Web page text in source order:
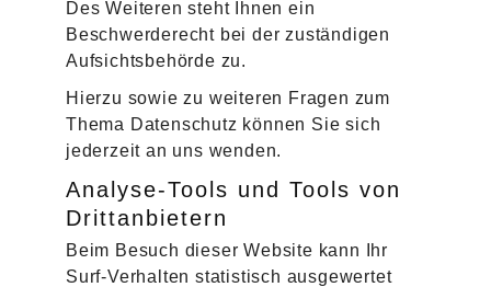
Des Weiteren steht Ihnen ein
Beschwerderecht bei der zuständigen
Aufsichtsbehörde zu.
Hierzu sowie zu weiteren Fragen zum
Thema Datenschutz können Sie sich
jederzeit an uns wenden.
Analyse-Tools und Tools von
Dritt­anbietern
Beim Besuch dieser Website kann Ihr
Surf-Verhalten statistisch ausgewertet